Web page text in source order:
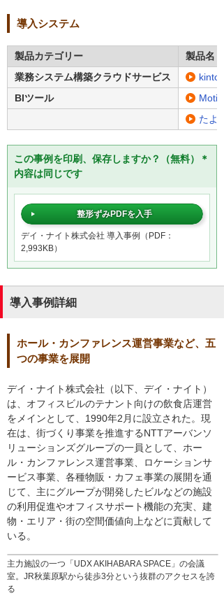
導入システム
製品カテゴリー
製品名・
業務システム構築クラウドサービス
BIツール
たよ
この事例を印刷、保存しますか？（無料）＊
内容は同じです
整形ずみPDFを入手
デイ・ナイト株式会社 導入事例（PDF：
2,993KB）
導入事例詳細
ホール・カンファレンス運営事業など、五
つの事業を展開
主力施設の一つ「UDX AKIHABARA SPACE」の会議
室。JR秋葉原駅から徒歩3分という抜群のアクセスを誇
る
デイ・ナイト株式会社（以下、デイ・ナイト）
は、オフィスビルのテナント向けの飲食店運営
をメインとして、1990年2月に設立された。現
在は、街づくり事業を推進するNTTアーバンソ
リューションズグループの一員として、ホー
ル・カンファレンス運営事業、ロケーションサ
ービス事業、各種物販・カフェ事業の展開を通
じて、主にグループが開発したビルなどの施設
の利用促進やオフィスサポート機能の充実、建
物・エリア・街の空間価値向上などに貢献して
いる。